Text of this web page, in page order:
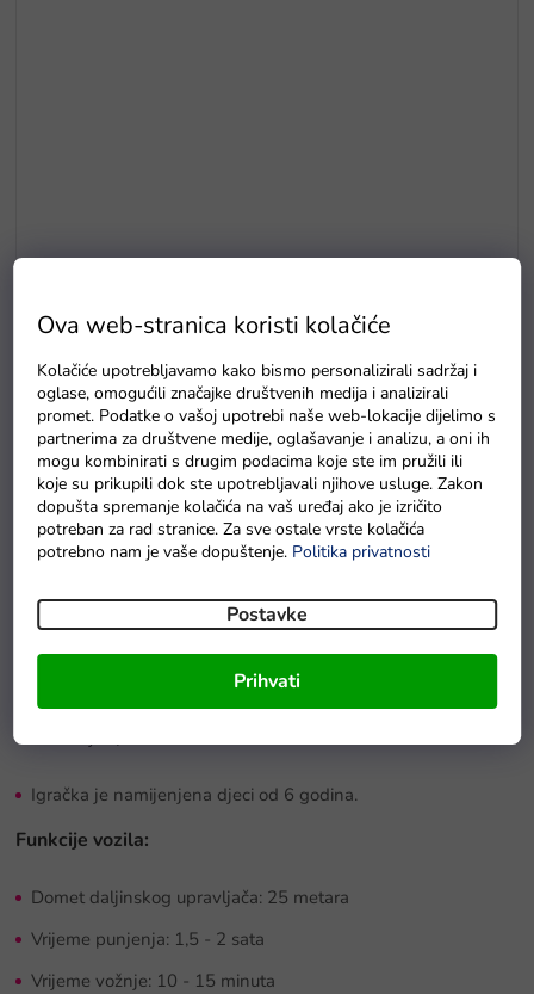
Ova web-stranica koristi kolačiće
Kolačiće upotrebljavamo kako bismo personalizirali sadržaj i
oglase, omogućili značajke društvenih medija i analizirali
promet. Podatke o vašoj upotrebi naše web-lokacije dijelimo s
partnerima za društvene medije, oglašavanje i analizu, a oni ih
mogu kombinirati s drugim podacima koje ste im pružili ili
koje su prikupili dok ste upotrebljavali njihove usluge. Zakon
dopušta spremanje kolačića na vaš uređaj ako je izričito
potreban za rad stranice. Za sve ostale vrste kolačića
potrebno nam je vaše dopuštenje. Politika privatnosti
Postavke
Prihvati
Technic set za gradnju sportski auto Pagani Huayra 1:8 Rastar
Na zalihi - dostava do 6 dana.
Detaljan opis proizvoda
Stavebnica CaDA technicje izvrstan poklon za kreativnu
istovremeno poboljšava njihove manuelne i tehničke
sigurnih i certificiranih materijala.
kontroliratidaljinskim upravljačem R/C, koji radi na
frekvenciji
Igračka je namijenjena djeci od 6 godina.
Funkcije vozila:
Domet daljinskog upravljača: 25 metara
Vrijeme punjenja: 1,5 - 2 sata
Vrijeme vožnje: 10 - 15 minuta